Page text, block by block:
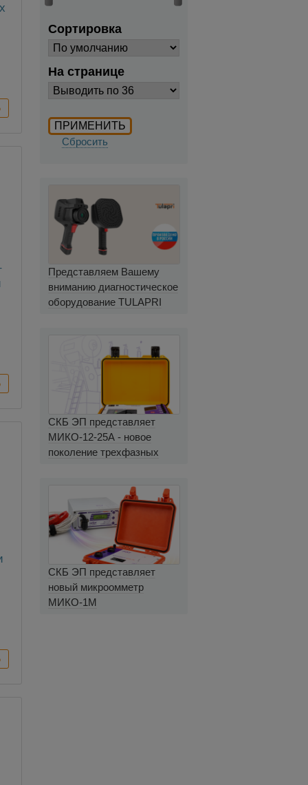
Сортировка
На странице
Сбросить
Представляем Вашему
вниманию диагностическое
оборудование TULAPRI
СКБ ЭП представляет
МИКО-12-25А - новое
поколение трехфазных
СКБ ЭП представляет
новый микроомметр
МИКО-1М